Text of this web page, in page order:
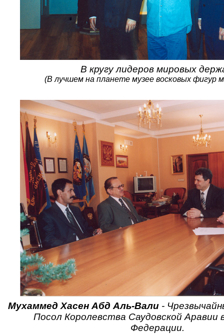
В кругу лидеров мировых
(В лучшем на планете музее восковых фигур
Мухаммед Хасен Абд Аль-Вали-
Посол Королевства Саудовской Аравии
Федерации.